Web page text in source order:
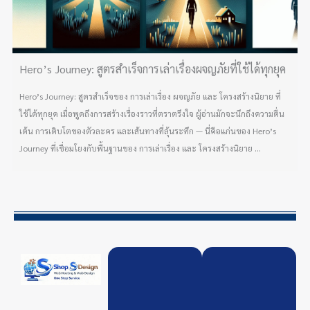
Hero’s Journey: สูตรสำเร็จการเล่าเรื่องผจญภัยที่ใช้ได้ทุกยุค
Hero’s Journey: สูตรสำเร็จของ การเล่าเรื่อง ผจญภัย และ โครงสร้างนิยาย ที่
ใช้ได้ทุกยุค เมื่อพูดถึงการสร้างเรื่องราวที่ตราตรึงใจ ผู้อ่านมักจะนึกถึงความตื่น
เต้น การเติบโตของตัวละคร และเส้นทางที่ลุ้นระทึก — นี่คือแก่นของ Hero’s
Journey ที่เชื่อมโยงกับพื้นฐานของ การเล่าเรื่อง และ โครงสร้างนิยาย ...